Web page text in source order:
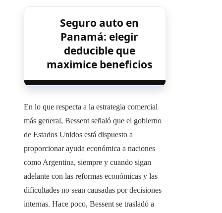
Seguro auto en
Panamá: elegir
deducible que
maximice beneficios
En lo que respecta a la estrategia comercial
más general, Bessent señaló que el gobierno
de Estados Unidos está dispuesto a
proporcionar ayuda económica a naciones
como Argentina, siempre y cuando sigan
adelante con las reformas económicas y las
dificultades no sean causadas por decisiones
internas. Hace poco, Bessent se trasladó a